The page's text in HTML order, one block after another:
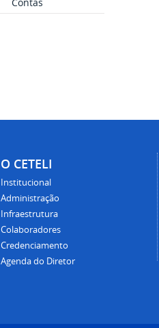
O CETELI
Institucional
Administração
Infraestrutura
Colaboradores
Credenciamento
Agenda do Diretor